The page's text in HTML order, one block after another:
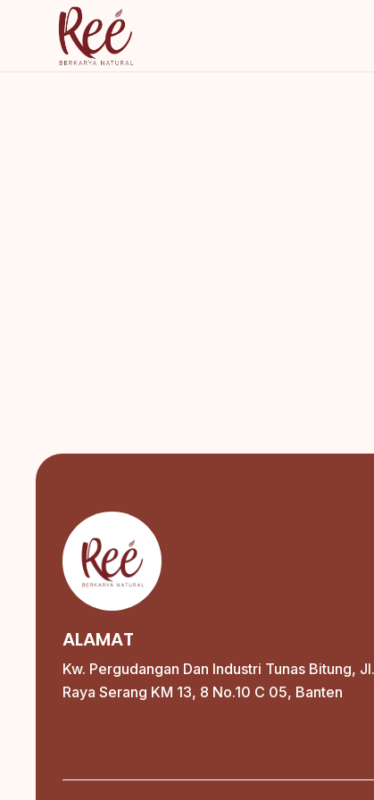
ALAMAT
Kw. Pergudangan Dan Industri Tunas Bitung, Jl.
Raya Serang KM 13, 8 No.10 C 05, Banten